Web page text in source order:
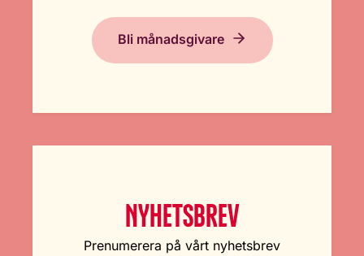
Bli månadsgivare
NYHETSBREV
Prenumerera på vårt nyhetsbrev